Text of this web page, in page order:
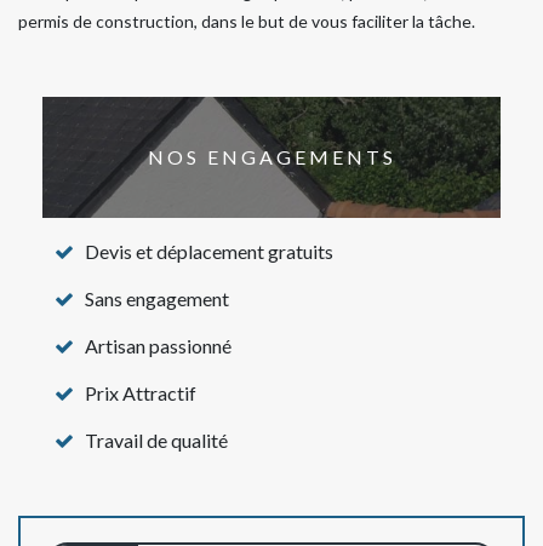
permis de construction, dans le but de vous faciliter la tâche.
NOS ENGAGEMENTS
Devis et déplacement gratuits
Sans engagement
Artisan passionné
Prix Attractif
Travail de qualité